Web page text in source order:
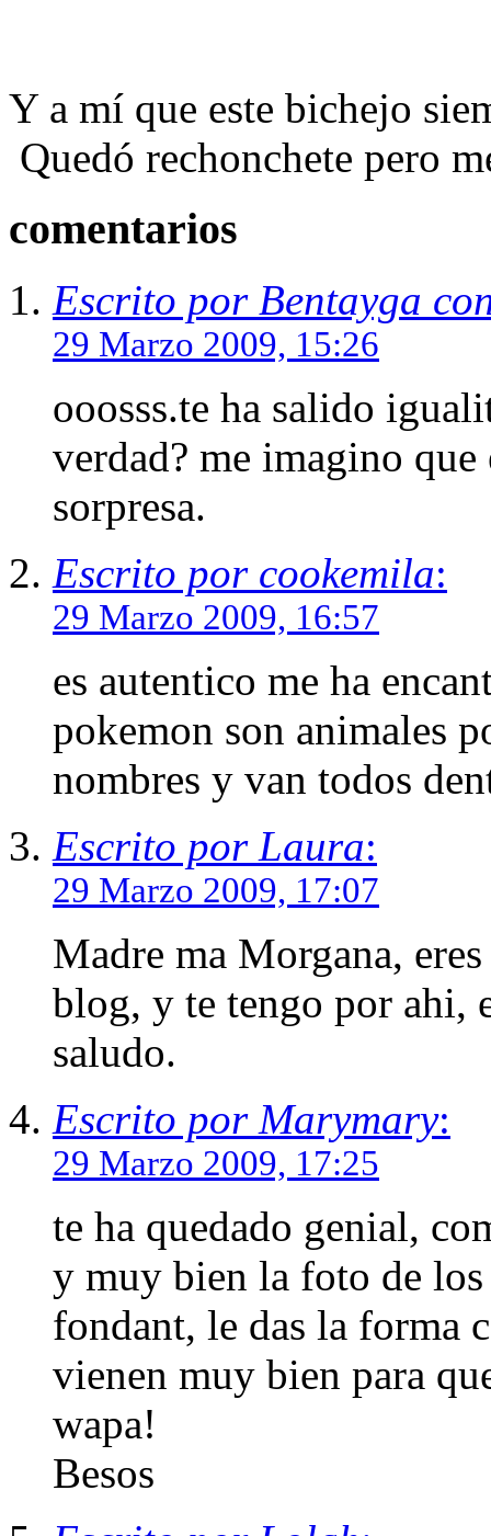
Y a mí que este bichejo
Quedó rechonchete pero
comentarios
Escrito por Bentayga
29 Marzo 2009, 15:26
ooosss.te ha salido
verdad? me imagino
sorpresa.
Escrito por cookemila:
29 Marzo 2009, 16:57
es autentico me ha
pokemon son animales
nombres y van todos
Escrito por Laura:
29 Marzo 2009, 17:07
Madre ma Morgana,
blog, y te tengo por ahi,
saludo.
Escrito por Marymary:
29 Marzo 2009, 17:25
te ha quedado genial,
y muy bien la foto de
fondant, le das la forma
vienen muy bien para
wapa!
Besos